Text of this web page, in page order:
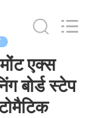
एक्स
बोर्ड स्टेप